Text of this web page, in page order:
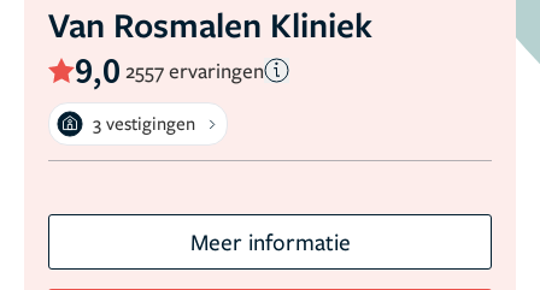
Van Rosmalen Kliniek
9,0 2557 ervaringen
3 vestigingen
Meer informatie